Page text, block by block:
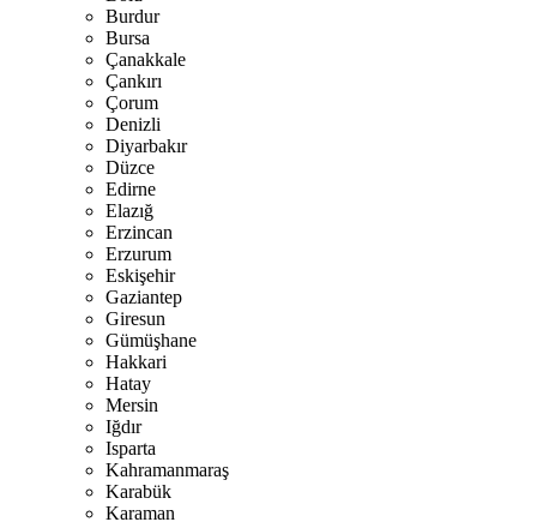
Burdur
Bursa
Çanakkale
Çankırı
Çorum
Denizli
Diyarbakır
Düzce
Edirne
Elazığ
Erzincan
Erzurum
Eskişehir
Gaziantep
Giresun
Gümüşhane
Hakkari
Hatay
Mersin
Iğdır
Isparta
Kahramanmaraş
Karabük
Karaman